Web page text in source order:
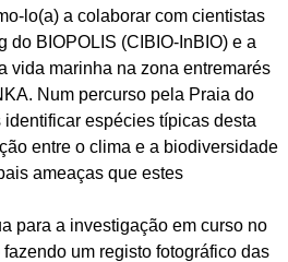
lo(a) a colaborar com cientistas
do BIOPOLIS (CIBIO-InBIO) e a
vida marinha na zona entremarés
Num percurso pela Praia do
identificar espécies típicas desta
entre o clima e a biodiversidade
ameaças que estes
para a investigação em curso no
um registo fotográfico das